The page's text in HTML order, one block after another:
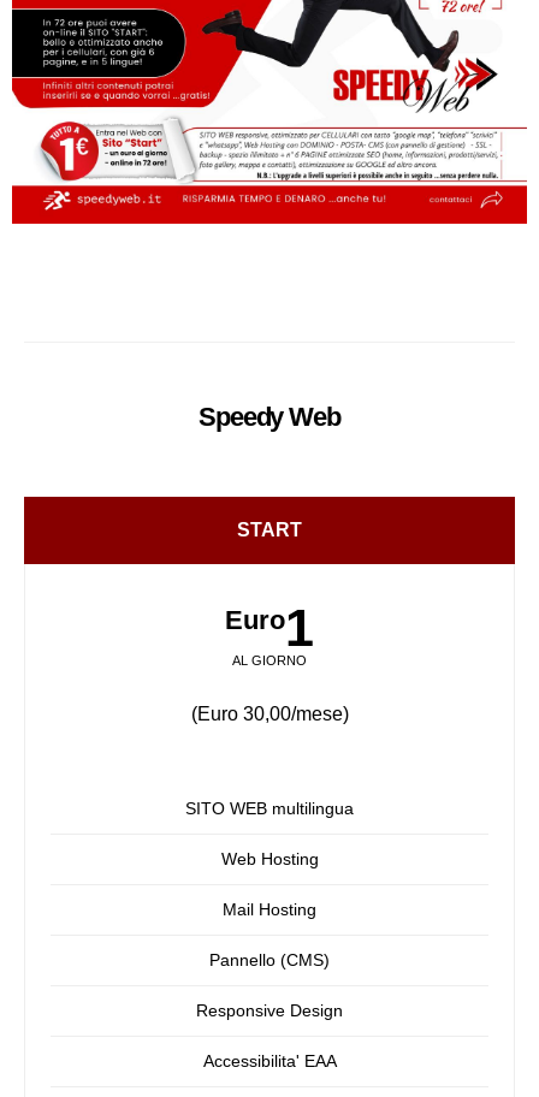
SpeedyWeb
START
Euro1
AL GIORNO
(Euro 30,00/mese)
SITO WEB multilingua
Web Hosting
Mail Hosting
Pannello (CMS)
Responsive Design
Accessibilita' EAA